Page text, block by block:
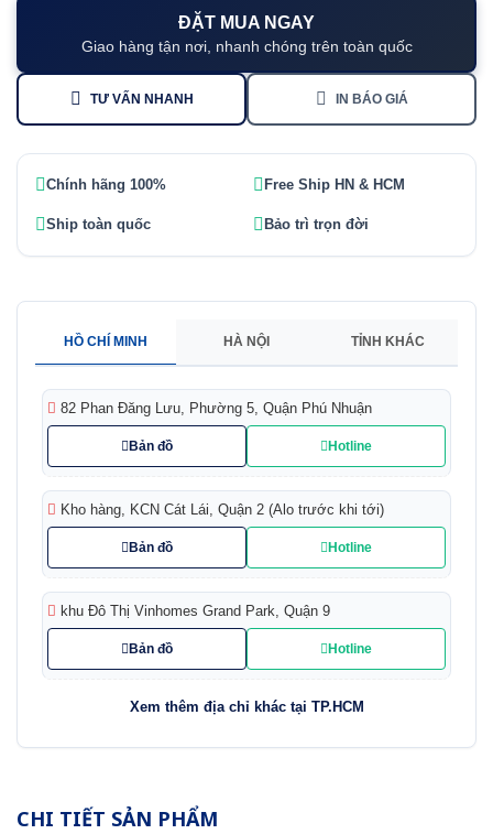
ĐẶT MUA NGAY
Giao hàng tận nơi, nhanh chóng trên toàn quốc
TƯ VẤN NHANH IN BÁO GIÁ
Chính hãng 100% Free Ship HN & HCM
Ship toàn quốc Bảo trì trọn đời
HỒ CHÍ MINH HÀ NỘI TỈNH KHÁC
82 Phan Đăng Lưu, Phường 5, Quận Phú Nhuận
Bản đồ Hotline
Kho hàng, KCN Cát Lái, Quận 2 (Alo trước khi tới)
Bản đồ Hotline
khu Đô Thị Vinhomes Grand Park, Quận 9
Bản đồ Hotline
Xem thêm địa chỉ khác tại TP.HCM
CHI TIẾT SẢN PHẨM